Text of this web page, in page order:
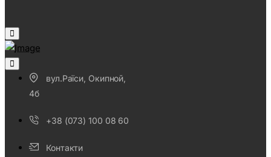
вул.Раїси, Окипной,
4б
+38 (073) 100 08 60
Контакти